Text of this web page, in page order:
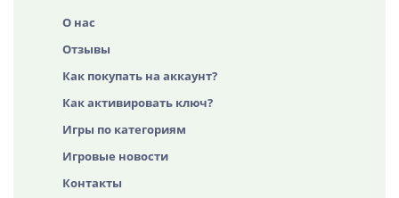
О нас
Отзывы
Как покупать на аккаунт?
Как активировать ключ?
Игры по категориям
Игровые новости
Контакты